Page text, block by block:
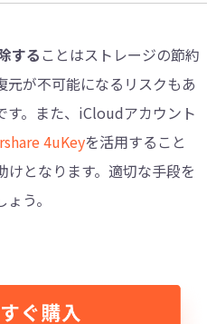
する ことはストレージの節約
元が不可能になるリスクもあ
す。また、iCloudアカウント
4uKeyを活用すること
となります。適切な手段を
う。